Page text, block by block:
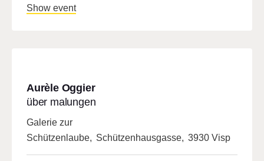
Show event
Aurèle Oggier
über malungen
Galerie zur
Schützenlaube, Schützenhausgasse, 3930 Visp